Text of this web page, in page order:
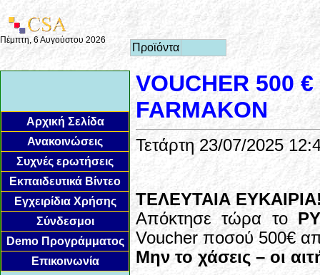
Πέμπτη, 6 Αυγούστου 2026
Προϊόντα
Αρχική Σελίδα
Ανακοινώσεις
Συχνές ερωτήσεις
Εκπαιδευτικά Βίντεο
Εγχειρίδια Χρήσης
Σύνδεσμοι
Demo Προγράμματος
Επικοινωνία
VOUCHER 500
FARMAKON
Τετάρτη 23/07/2025
ΤΕΛΕΥΤΑΙΑ
Απόκτησε τώρα το
Voucher ποσού 500€
Μην το χάσεις – οι